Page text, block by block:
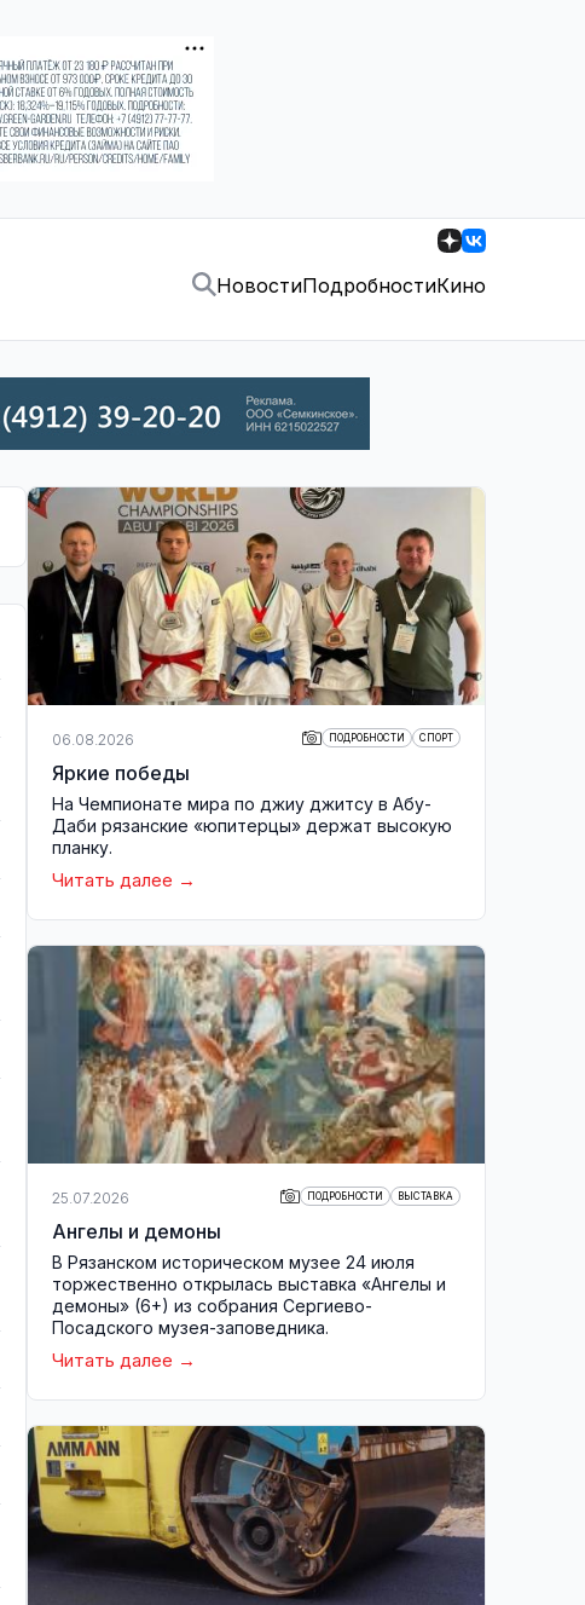
НовостиПодробностиКино
06.08.2026 ПОДРОБНОСТИ СПОРТ
Яркие победы
На Чемпионате мира по джиу джитсу в Абу-
Даби рязанские «юпитерцы» держат высокую
планку.
Читать далее
25.07.2026 ПОДРОБНОСТИ ВЫСТАВКА
Ангелы и демоны
В Рязанском историческом музее 24 июля
торжественно открылась выставка «Ангелы и
демоны» (6+) из собрания Сергиево-
Посадского музея-заповедника.
Читать далее